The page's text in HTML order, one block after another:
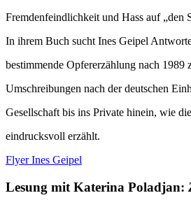
Fremdenfeindlichkeit und Hass auf „den
In ihrem Buch sucht Ines Geipel
bestimmende Opfererzählung nach
Umschreibungen nach der deutschen
Gesellschaft bis ins Private hinein, wie
eindrucksvoll erzählt.
Flyer Ines Geipel
Lesung mit Katerina Poladjan: